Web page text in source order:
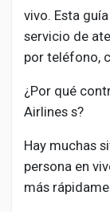
vivo. Esta
servicio de
por teléfono,
¿Por qué
Airlines s?
Hay muchas
persona en
más